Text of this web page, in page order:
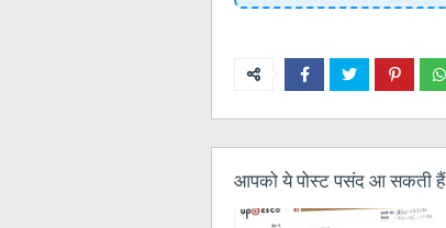
आपको ये पोस्ट पसंद आ सकती हैं